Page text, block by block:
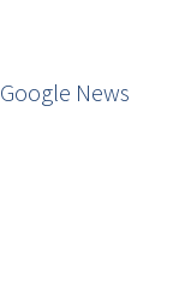
Google News